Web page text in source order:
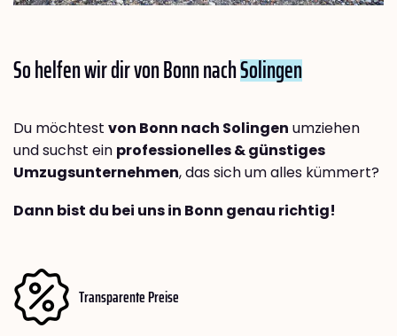
So helfen wir dir von Bonn nachSolingen
Du möchtest von Bonn nach Solingen umziehen
und suchst ein professionelles & günstiges
Umzugsunternehmen, das sich um alles kümmert?
Dann bist du bei uns in Bonn genau richtig!
Transparente Preise